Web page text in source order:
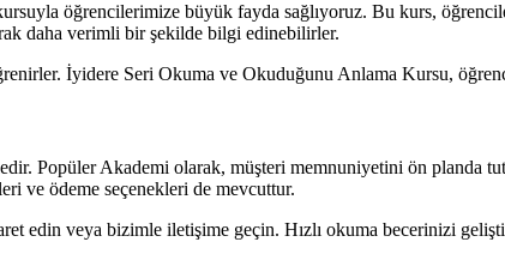
öğrencilerimize büyük fayda sağlıyoruz. Bu kurs,
daha verimli bir şekilde bilgi edinebilirler.
İyidere Seri Okuma ve Okuduğunu Anlama Kursu,
Popüler Akademi olarak, müşteri memnuniyetini ön planda
ve ödeme seçenekleri de mevcuttur.
edin veya bizimle iletişime geçin. Hızlı okuma becerinizi